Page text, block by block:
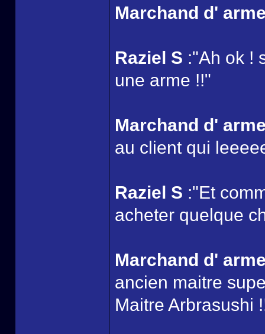
Marchand d'
Raziel S :"Ah ok !
une arme !!"
Marchand d'
au client qui
Raziel S :"Et
acheter quelque
Marchand d'
ancien maitre
Maitre Arbrasushi